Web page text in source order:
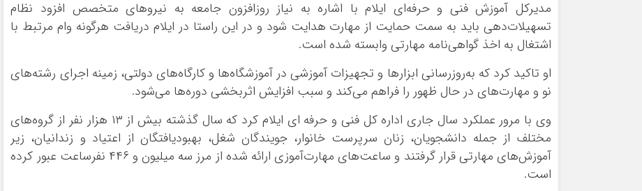
خراسان شمالی
خوزستان
سمنان
فارس
قزوین
قم
مدیرکل آموزش فنی و حرفه‌ای ایلام با اشاره به نیاز روزافزون جامعه به نیروهای متخصص افزود نظام
تسهیلات‌دهی باید به سمت حمایت از مهارت هدایت شود و در این راستا در ایلام دریافت هرگونه وام مرتبط با
اشتغال به اخذ گواهی‌نامه مهارتی وابسته شده است.
او تاکید کرد که به‌روزرسانی ابزارها و تجهیزات آموزشی در آموزشگاه‌ها و کارگاه‌های دولتی، زمینه اجرای رشته‌های
نو و مهارت‌های در حال ظهور را فراهم می‌کند و سبب افزایش اثربخشی دوره‌ها می‌شود.
وی با مرور عملکرد سال جاری اداره کل فنی و حرفه ای ایلام کرد که سال گذشته بیش از ۱۳ هزار نفر از گروه‌های
مختلف از جمله دانشجویان، زنان سرپرست خانوار، جویندگان شغل، بهبودیافتگان از اعتیاد و زندانیان، زیر
آموزش‌های مهارتی قرار گرفتند و ساعت‌های مهارت‌آموزی ارائه‌ شده از مرز سه میلیون و ۴۴۶ نفرساعت عبور کرده
است.